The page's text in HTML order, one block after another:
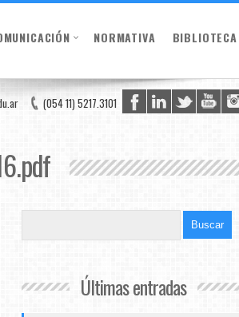
NORMATIVA BIBLIOTECA
(054 11) 5217.3101
Últimas entradas